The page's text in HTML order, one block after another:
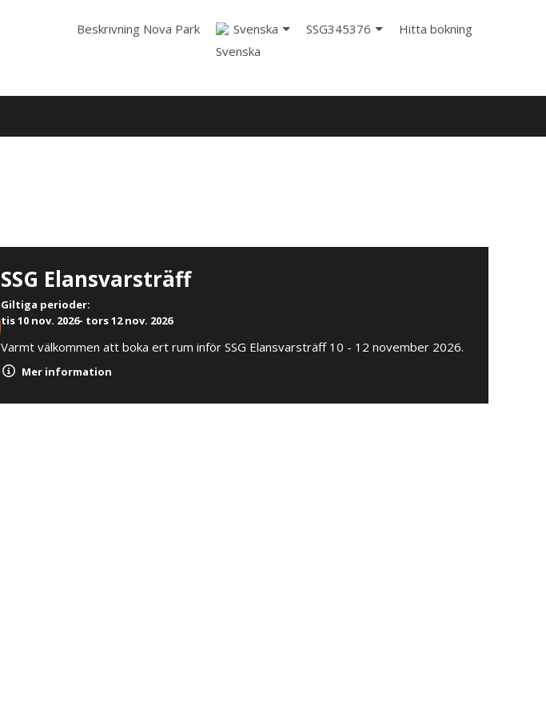
Beskrivning Nova Park Svenska SSG345376 Hitta bokning
SSG Elansvarsträff
Giltiga perioder:
tis 10 nov. 2026- tors 12 nov. 2026
Varmt välkommen att boka ert rum inför SSG Elansvarsträff 10 - 12 november 2026.
Mer information